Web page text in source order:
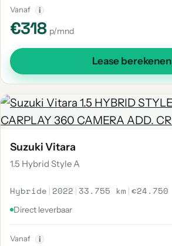
Vanaf i
€318 p/mnd
Lease berekenen
Suzuki Vitara
1.5 Hybrid Style A
Hybride | 2022 | 33.755 km |€24.750
Direct leverbaar
Vanaf i